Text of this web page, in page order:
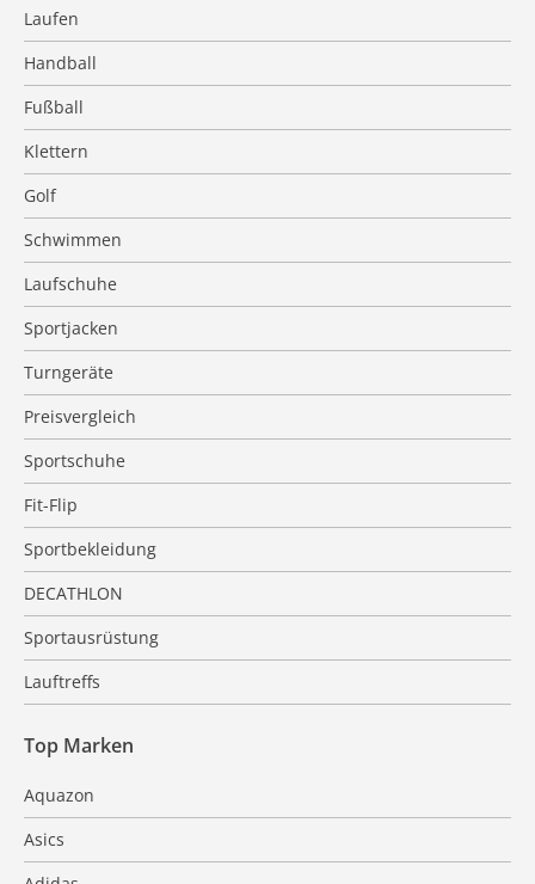
Laufen
Handball
Fußball
Klettern
Golf
Schwimmen
Laufschuhe
Sportjacken
Turngeräte
Preisvergleich
Sportschuhe
Fit-Flip
Sportbekleidung
DECATHLON
Sportausrüstung
Lauftreffs
Top Marken
Aquazon
Asics